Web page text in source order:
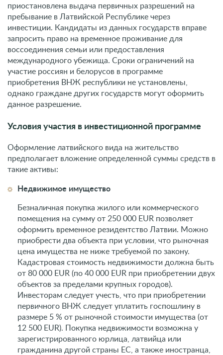
приостановлена выдача первичных разрешений на
пребывание в Латвийской Республике через
инвестиции. Кандидаты из данных государств вправе
запросить право на временное проживание для
воссоединения семьи или предоставления
международного убежища. Сроки ограничений на
участие россиян и белорусов в программе
приобретения ВНЖ республики не установлены,
однако граждане других государств могут оформить
данное разрешение.
Условия участия в инвестиционной программе
Оформление латвийского вида на жительство
предполагает вложение определенной суммы средств в
такие активы:
Недвижимое имущество
Безналичная покупка жилого или коммерческого
помещения на сумму от 250 000 EUR позволяет
оформить временное резидентство Латвии. Можно
приобрести два объекта при условии, что рыночная
цена имущества не ниже требуемой по закону.
Кадастровая стоимость недвижимости должна быть
от 80 000 EUR (по 40 000 EUR при приобретении двух
объектов за пределами крупных городов).
Инвесторам следует учесть, что при приобретении
первичного ВНЖ следует уплатить госпошлину в
размере 5 % от рыночной стоимости имущества (от
12 500 EUR). Покупка недвижимости возможна у
зарегистрированного юрлица, латвийца или
гражданина другой страны ЕС, а также иностранца,